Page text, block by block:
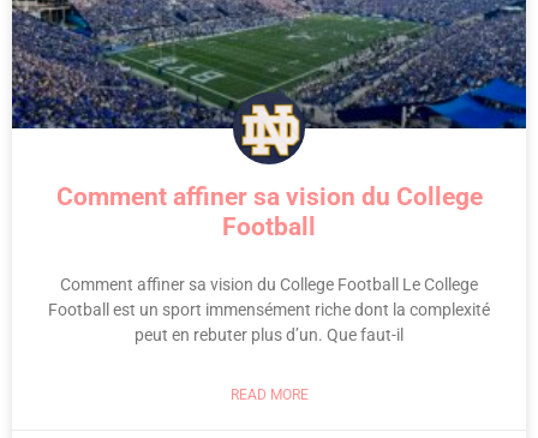
Comment affiner sa vision du College
Football
Comment affiner sa vision du College Football Le College
Football est un sport immensément riche dont la complexité
peut en rebuter plus d’un. Que faut-il
READ MORE